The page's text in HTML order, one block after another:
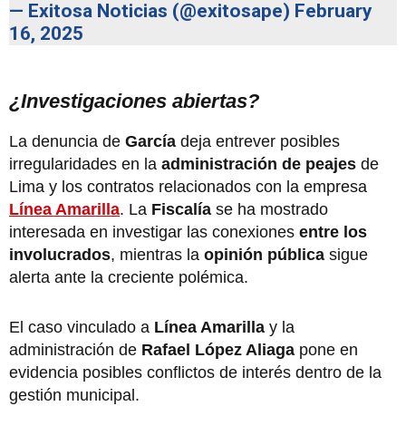
— Exitosa Noticias (@exitosape) February
16, 2025
¿Investigaciones abiertas?
La denuncia de García deja entrever posibles
irregularidades en la administración de peajes de
Lima y los contratos relacionados con la empresa
Línea Amarilla. La Fiscalía se ha mostrado
interesada en investigar las conexiones entre los
involucrados, mientras la opinión pública sigue
alerta ante la creciente polémica.
El caso vinculado a Línea Amarilla y la
administración de Rafael López Aliaga pone en
evidencia posibles conflictos de interés dentro de la
gestión municipal.